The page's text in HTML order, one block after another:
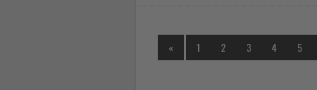
« 1 2 3 4 5